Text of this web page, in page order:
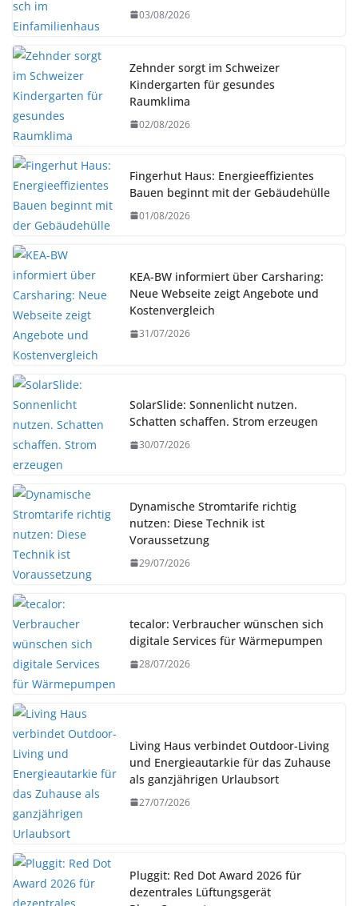
03/08/2026
Zehnder sorgt im Schweizer
Kindergarten für gesundes
Raumklima
02/08/2026
Fingerhut Haus: Energieeffizientes
Bauen beginnt mit der Gebäudehülle
01/08/2026
KEA-BW informiert über Carsharing:
Neue Webseite zeigt Angebote und
Kostenvergleich
31/07/2026
SolarSlide: Sonnenlicht nutzen.
Schatten schaffen. Strom erzeugen
30/07/2026
Dynamische Stromtarife richtig
nutzen: Diese Technik ist
Voraussetzung
29/07/2026
tecalor: Verbraucher wünschen sich
digitale Services für Wärmepumpen
28/07/2026
Living Haus verbindet Outdoor-Living
und Energieautarkie für das Zuhause
als ganzjährigen Urlaubsort
27/07/2026
Pluggit: Red Dot Award 2026 für
dezentrales Lüftungsgerät